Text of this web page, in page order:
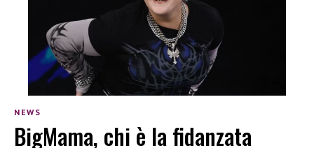
NEWS
BigMama, chi è la fidanzata